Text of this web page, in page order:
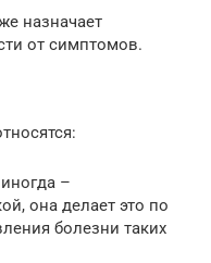
назначает
от симптомов.
–
она делает это по
болезни таких